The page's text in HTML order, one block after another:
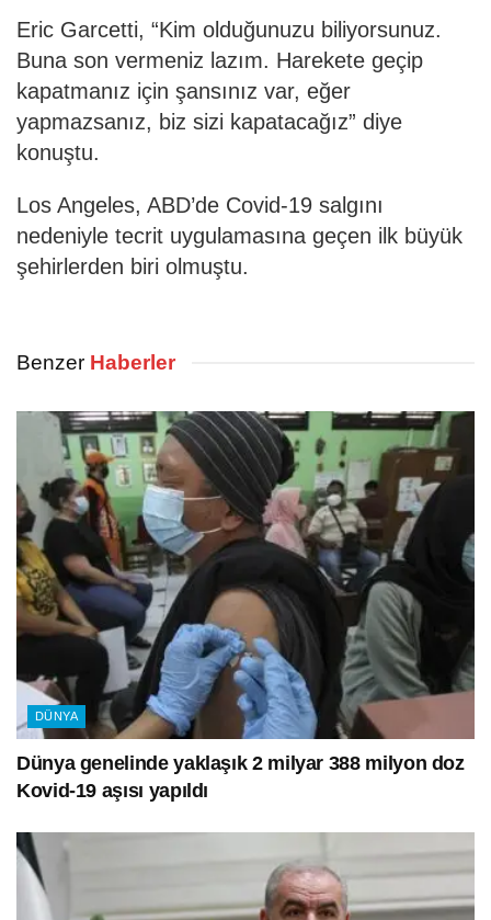
Eric Garcetti, “Kim olduğunuzu biliyorsunuz.
Buna son vermeniz lazım. Harekete geçip
kapatmanız için şansınız var, eğer
yapmazsanız, biz sizi kapatacağız” diye
konuştu.
Los Angeles, ABD’de Covid-19 salgını
nedeniyle tecrit uygulamasına geçen ilk büyük
şehirlerden biri olmuştu.
Benzer Haberler
DÜNYA
Dünya genelinde yaklaşık 2 milyar 388 milyon doz
Kovid-19 aşısı yapıldı